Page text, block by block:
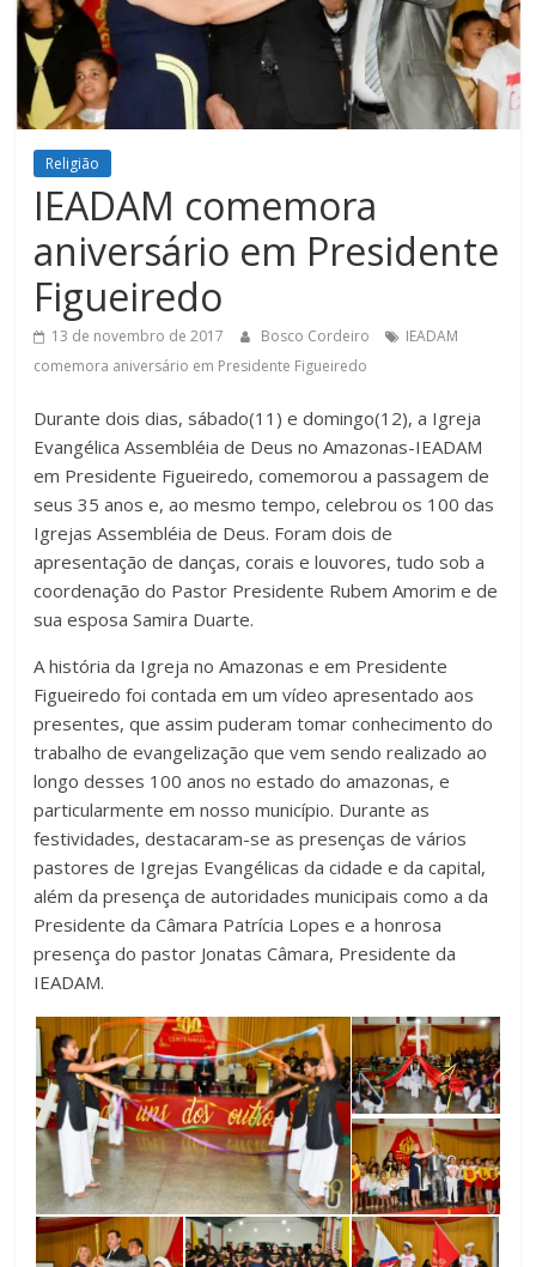
Figueiredo
Religião
IEADAM comemora
aniversário em Presidente
Figueiredo
13 de novembro de 2017 Bosco Cordeiro
IEADAM
comemora aniversário em Presidente Figueiredo
Durante dois dias, sábado(11) e domingo(12), a Igreja
Evangélica Assembléia de Deus no Amazonas-IEADAM
em Presidente Figueiredo, comemorou a passagem de
seus 35 anos e, ao mesmo tempo, celebrou os 100 das
Igrejas Assembléia de Deus. Foram dois de
apresentação de danças, corais e louvores, tudo sob a
coordenação do Pastor Presidente Rubem Amorim e de
sua esposa Samira Duarte.
A história da Igreja no Amazonas e em Presidente
Figueiredo foi contada em um vídeo apresentado aos
presentes, que assim puderam tomar conhecimento do
trabalho de evangelização que vem sendo realizado ao
longo desses 100 anos no estado do amazonas, e
particularmente em nosso município. Durante as
festividades, destacaram-se as presenças de vários
pastores de Igrejas Evangélicas da cidade e da capital,
além da presença de autoridades municipais como a da
Presidente da Câmara Patrícia Lopes e a honrosa
presença do pastor Jonatas Câmara, Presidente da
IEADAM.